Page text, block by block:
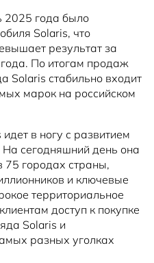
2025 года было
Solaris, что
результат за
По итогам продаж
Solaris стабильно входит
марок на российском
в ногу с развитием
На сегодняшний день она
75 городах страны,
и ключевые
территориальное
доступ к покупке
Solaris и
разных уголках